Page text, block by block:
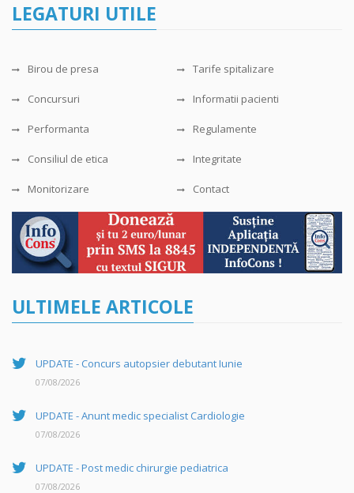
LEGATURI UTILE
Birou de presa Tarife spitalizare
Concursuri Informatii pacienti
Performanta Regulamente
Consiliul de etica Integritate
Monitorizare Contact
ULTIMELE ARTICOLE
UPDATE - Concurs autopsier debutant Iunie
07/08/2026
UPDATE - Anunt medic specialist Cardiologie
07/08/2026
UPDATE - Post medic chirurgie pediatrica
07/08/2026